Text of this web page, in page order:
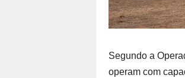
Segundo a
operam com